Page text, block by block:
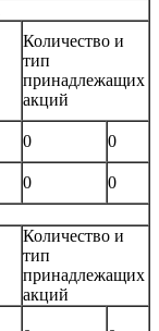
Количество и
тип
принадлежащих
акций
0 0
0
0
Количество и
тип
принадлежащих
акций